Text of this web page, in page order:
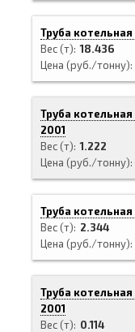
Труба котельная
Вес (т) 18.436
Цена (руб./тонну)
Труба котельная
2001
Вес (т) 1.222
Цена (руб./тонну)
Труба котельная
Вес (т)
2.344
Цена (руб./тонну)
Труба котельная
2001
Вес (т)
0.114